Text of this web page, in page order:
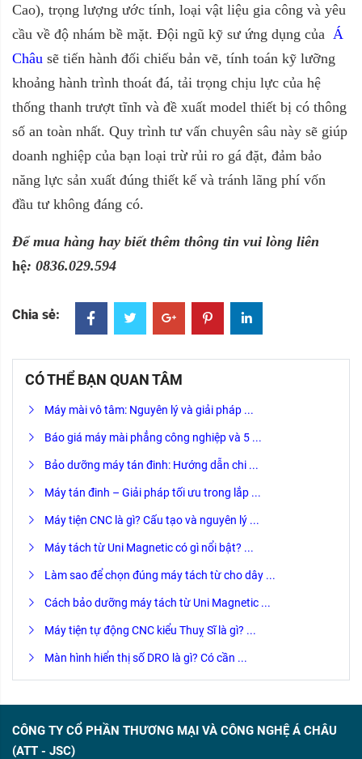
Cao), trọng lượng ước tính, loại vật liệu gia công và yêu
cầu về độ nhám bề mặt. Đội ngũ kỹ sư ứng dụng của Á
Châu sẽ tiến hành đối chiếu bản vẽ, tính toán kỹ lưỡng
khoảng hành trình thoát đá, tải trọng chịu lực của hệ
thống thanh trượt tĩnh và đề xuất model thiết bị có thông
số an toàn nhất. Quy trình tư vấn chuyên sâu này sẽ giúp
doanh nghiệp của bạn loại trừ rủi ro gá đặt, đảm bảo
năng lực sản xuất đúng thiết kế và tránh lãng phí vốn
đầu tư không đáng có.
Để mua hàng hay biết thêm thông tin vui lòng liên
hệ: 0836.029.594
Chia sẻ:
CÓ THỂ BẠN QUAN TÂM
Máy mài vô tâm: Nguyên lý và giải pháp ...
Báo giá máy mài phẳng công nghiệp và 5 ...
Bảo dưỡng máy tán đinh: Hướng dẫn chi ...
Máy tán đinh – Giải pháp tối ưu trong lắp ...
Máy tiện CNC là gì? Cấu tạo và nguyên lý ...
Máy tách từ Uni Magnetic có gì nổi bật? ...
Làm sao để chọn đúng máy tách từ cho dây ...
Cách bảo dưỡng máy tách từ Uni Magnetic ...
Máy tiện tự động CNC kiểu Thuỵ Sĩ là gì? ...
Màn hình hiển thị số DRO là gì? Có cần ...
CÔNG TY CỔ PHẦN THƯƠNG MẠI VÀ CÔNG NGHỆ Á CHÂU
(ATT - JSC)